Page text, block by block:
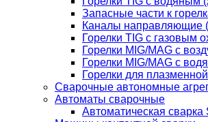
Запасные части к
Каналы направляющие
Горелки TIG с газовым
Горелки MIG/MAG с
Горелки MIG/MAG с
Горелки для
Сварочные автономные
Автоматы сварочные
Автоматическая сварка